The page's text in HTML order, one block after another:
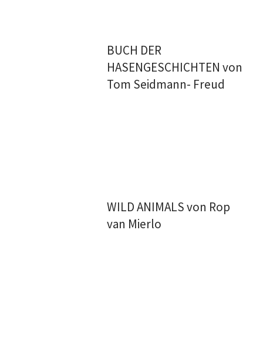
BUCH DER
HASENGESCHICHTEN von
Tom Seidmann- Freud
WILD ANIMALS von Rop
van Mierlo